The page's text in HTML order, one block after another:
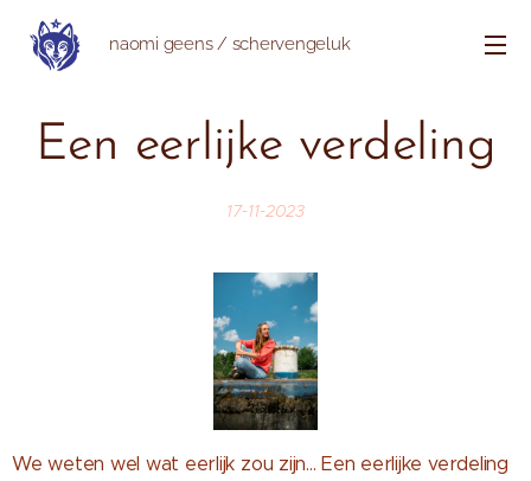
naomi geens / schervengeluk
Een eerlijke verdeling
17-11-2023
We weten wel wat eerlijk zou zijn... Een eerlijke verdeling